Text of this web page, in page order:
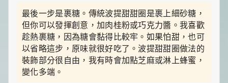
最後一步是裹糖。傳統波提甜甜圈是裹上細砂糖，
但你可以發揮創意，加肉桂粉或巧克力醬。我喜歡
趁熱裹糖，因為糖會黏得比較牢。如果怕甜，也可
以省略這步，原味就很好吃了。波提甜甜圈做法的
裝飾部分很自由，我有時會加點芝麻或淋上蜂蜜，
變化多端。